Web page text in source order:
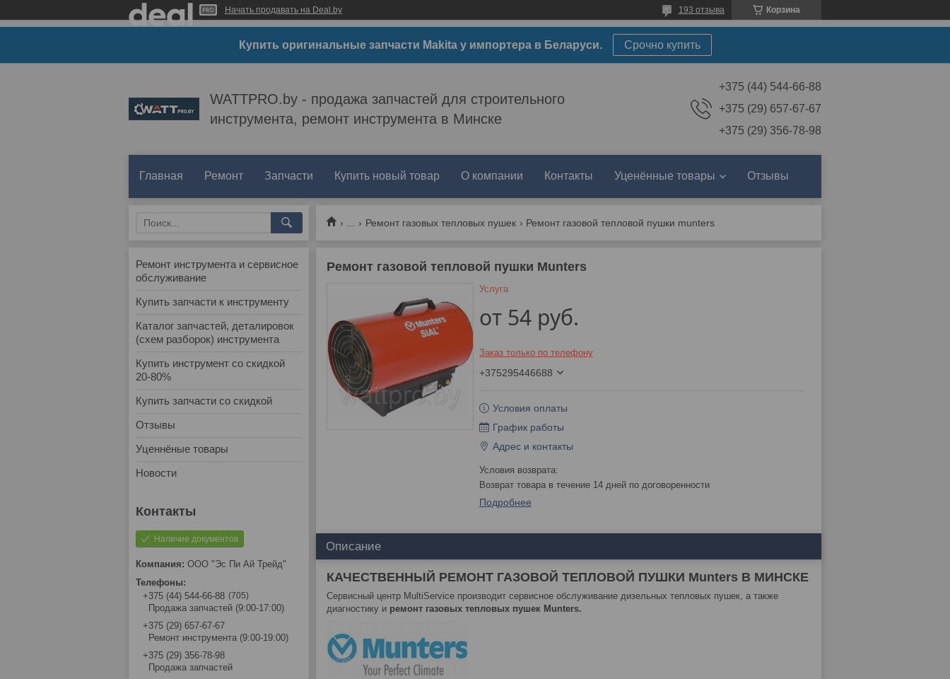
Начать продавать на Deal.by Корзина
193 отзыва
Купить оригинальные запчасти Makita у импортера в Беларуси. Срочно купить
WATTPRO.by - продажа запчастей для строительного
инструмента, ремонт инструмента в Минске
+375 (44) 544-66-88
+375 (29) 657-67-67
+375 (29) 356-78-98
Главная Ремонт Запчасти Купить новый товар О компании Контакты Уценённые товары Отзывы
Ремонт газовых тепловых пушек Ремонт газовой тепловой пушки munters
Ремонт газовой тепловой пушки Munters
Услуга
от 54 руб.
Заказ только по телефону
+375295446688
Условия оплаты
График работы
Адрес и контакты
возврат товара в течение 14 дней по договоренности
Подробнее
Описание
КАЧЕСТВЕННЫЙ РЕМОНТ ГАЗОВОЙ ТЕПЛОВОЙ ПУШКИ Munters В МИНСКЕ
Сервисный центр MultiService производит сервисное обслуживание дизельных тепловых пушек, а также
диагностику и ремонт газовых тепловых пушек Munters.
Ремонт инструмента и сервисное
обслуживание
Купить запчасти к инструменту
Каталог запчастей, деталировок
(схем разборок) инструмента
Купить инструмент со скидкой
20-80%
Купить запчасти со скидкой
Отзывы
Уценнёные товары
Новости
Наличие документов
ООО "Эс Пи Ай Трейд"
+375 (44) 544-66-88 705
Продажа запчастей (9:00-17:00)
+375 (29) 657-67-67
Ремонт инструмента (9:00-19:00)
+375 (29) 356-78-98
Продажа запчастей